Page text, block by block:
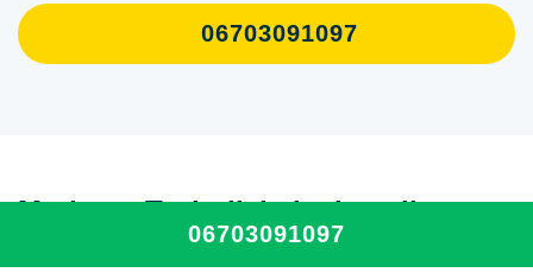
06703091097
Moderne Technik beim Installateur
Bad Wimsbach Neydharting
06703091097